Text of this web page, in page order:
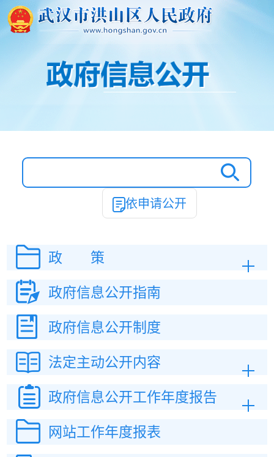
依申请公开
政 策
政府信息公开指南
政府信息公开制度
法定主动公开内容
政府信息公开工作年度报告
网站工作年度报表